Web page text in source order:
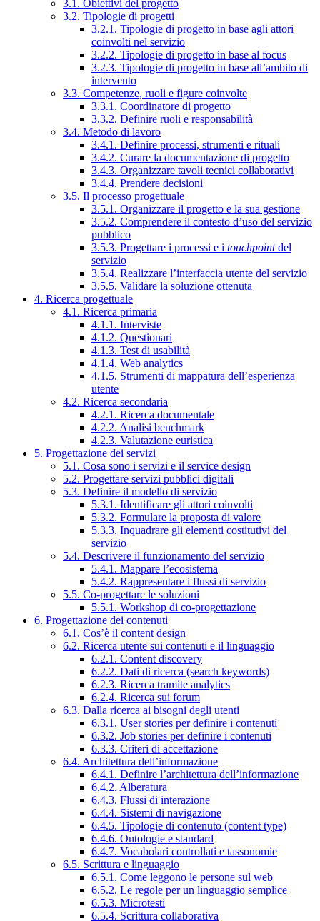
3.1. Obiettivi del progetto
3.2. Tipologie di progetti
3.2.1. Tipologie di progetto in base agli attori
coinvolti nel servizio
3.2.2. Tipologie di progetto in base al focus
3.2.3. Tipologie di progetto in base all’ambito di
intervento
3.3. Competenze, ruoli e figure coinvolte
3.3.1. Coordinatore di progetto
3.3.2. Definire ruoli e responsabilità
3.4. Metodo di lavoro
3.4.1. Definire processi, strumenti e rituali
3.4.2. Curare la documentazione di progetto
3.4.3. Organizzare tavoli tecnici collaborativi
3.4.4. Prendere decisioni
3.5. Il processo progettuale
3.5.1. Organizzare il progetto e la sua gestione
3.5.2. Comprendere il contesto d’uso del servizio
pubblico
3.5.3. Progettare i processi e i touchpointdel
servizio
3.5.4. Realizzare l’interfaccia utente del servizio
3.5.5. Validare la soluzione ottenuta
4. Ricerca progettuale
4.1. Ricerca primaria
4.1.1. Interviste
4.1.2. Questionari
4.1.3. Test di usabilità
4.1.4. Web analytics
4.1.5. Strumenti di mappatura dell’esperienza
utente
4.2. Ricerca secondaria
4.2.1. Ricerca documentale
4.2.2. Analisi benchmark
4.2.3. Valutazione euristica
5. Progettazione dei servizi
5.1. Cosa sono i servizi e il service design
5.2. Progettare servizi pubblici digitali
5.3. Definire il modello di servizio
5.3.1. Identificare gli attori coinvolti
5.3.2. Formulare la proposta di valore
5.3.3. Inquadrare gli elementi costitutivi del
servizio
5.4. Descrivere il funzionamento del servizio
5.4.1. Mappare l’ecosistema
5.4.2. Rappresentare i flussi di servizio
5.5. Co-progettare le soluzioni
5.5.1. Workshop di co-progettazione
6. Progettazione dei contenuti
6.1. Cos’è il content design
6.2. Ricerca utente sui contenuti e il linguaggio
6.2.1. Content discovery
6.2.2. Dati di ricerca (search keywords)
6.2.3. Ricerca tramite analytics
6.2.4. Ricerca sui forum
6.3. Dalla ricerca ai bisogni degli utenti
6.3.1. User stories per definire i contenuti
6.3.2. Job stories per definire i contenuti
6.3.3. Criteri di accettazione
6.4. Architettura dell’informazione
6.4.1. Definire l’architettura dell’informazione
6.4.2. Alberatura
6.4.3. Flussi di interazione
6.4.4. Sistemi di navigazione
6.4.5. Tipologie di contenuto (content type)
6.4.6. Ontologie e standard
6.4.7. Vocabolari controllati e tassonomie
6.5. Scrittura e linguaggio
6.5.1. Come leggono le persone sul web
6.5.2. Le regole per un linguaggio semplice
6.5.3. Microtesti
6.5.4. Scrittura collaborativa